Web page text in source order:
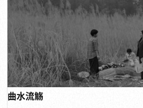
曲水流觞